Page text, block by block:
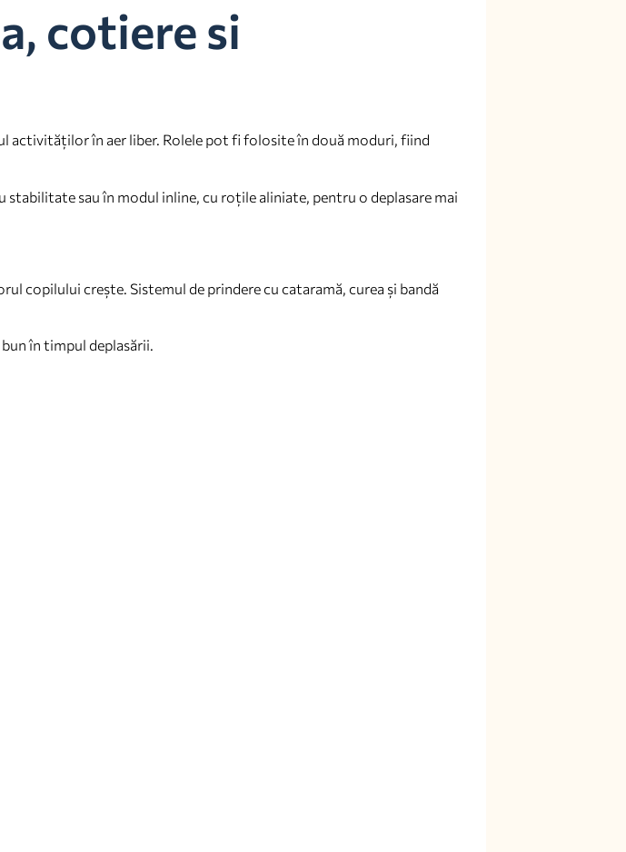
cotiere si
activităților în aer liber. Rolele pot fi folosite în două moduri, fiind
sau în modul inline, cu roțile aliniate, pentru o deplasare mai
copilului crește. Sistemul de prindere cu cataramă, curea și bandă
în timpul deplasării.